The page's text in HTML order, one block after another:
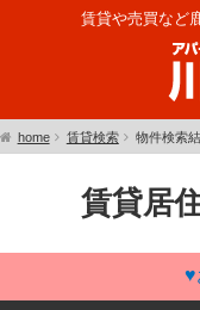
賃貸や売買など
home 賃貸検索 物件検索
賃貸居
♥